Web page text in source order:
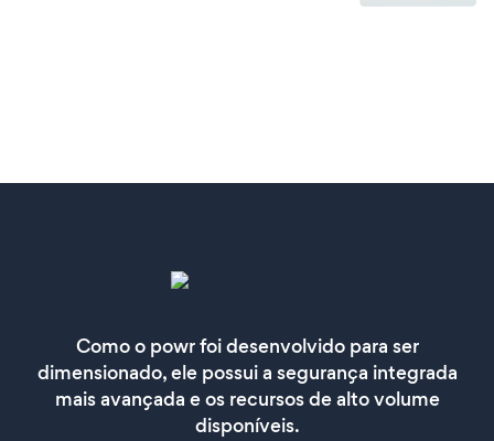
Como o powr foi desenvolvido para ser
dimensionado, ele possui a segurança integrada
mais avançada e os recursos de alto volume
disponíveis.